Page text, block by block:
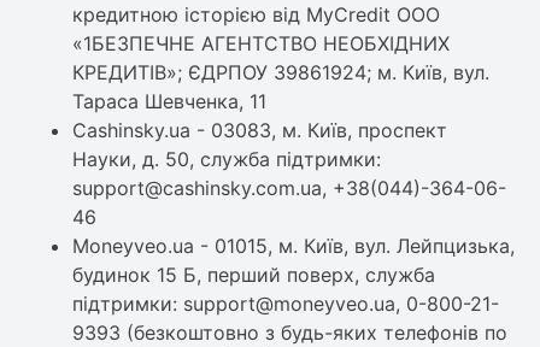
кредитною історією від MyCredit OOO
«1БЕЗПЕЧНЕ АГЕНТСТВО НЕОБХІДНИХ
КРЕДИТІВ»; ЄДРПОУ 39861924; м. Київ, вул.
Тараса Шевченка, 11
Cashinsky.ua - 03083, м. Київ, проспект
Науки, д. 50, служба підтримки:
support@cashinsky.com.ua, +38(044)-364-06-
46
Moneyveo.ua - 01015, м. Київ, вул. Лейпцизька,
будинок 15 Б, перший поверх, служба
підтримки: support@moneyveo.ua, 0-800-21-
9393 (безкоштовно з будь-яких телефонів по